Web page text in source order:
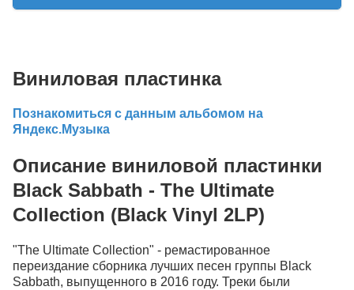
Виниловая пластинка
Познакомиться с данным альбомом на
Яндекс.Музыка
Описание виниловой пластинки
Black Sabbath - The Ultimate
Collection (Black Vinyl 2LP)
"The Ultimate Collection" - ремастированное
переиздание cборника лучших песен группы Black
Sabbath, выпущенного в 2016 году. Треки были